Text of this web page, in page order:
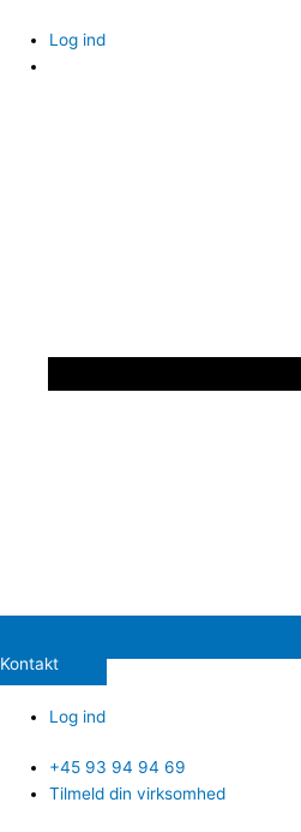
content
Log ind
Kontakt
Log ind
+45 93 94 94 69
Tilmeld din virksomhed